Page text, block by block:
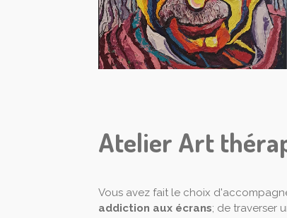
Atelier Art
Vous avez fait le choix
addiction aux écrans; de traverser